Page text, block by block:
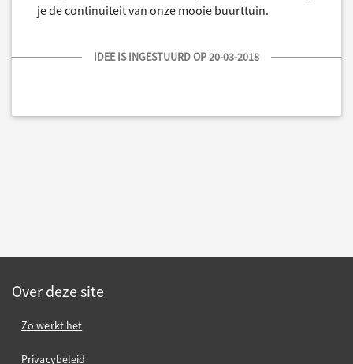
je de continuiteit van onze mooie buurttuin.
IDEE IS INGESTUURD OP 20-03-2018
Over deze site
Zo werkt het
Privacybeleid